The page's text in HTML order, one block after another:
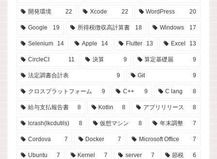
開発環境 22 Xcode 22 WordPress 20
Google 19 所得税徴収高計算書 18 Windows 17
Selenium 14 Apple 14 Flutter 13 Excel 13
CircleCI 11 決算 9 算定基礎届 9
法定調書合計表 9 Git 9
クロスプラットフォーム 9 C++ 9 C lang 8
給与支払報告書 8 Kotlin 8 アプリリリース 8
lcrash(lkcdutils) 8 仮想マシン 8 年末調整 7
Cordova 7 Docker 7 Microsoft Office 7
Ubuntu 7 Kernel 7 server 7 節税 6